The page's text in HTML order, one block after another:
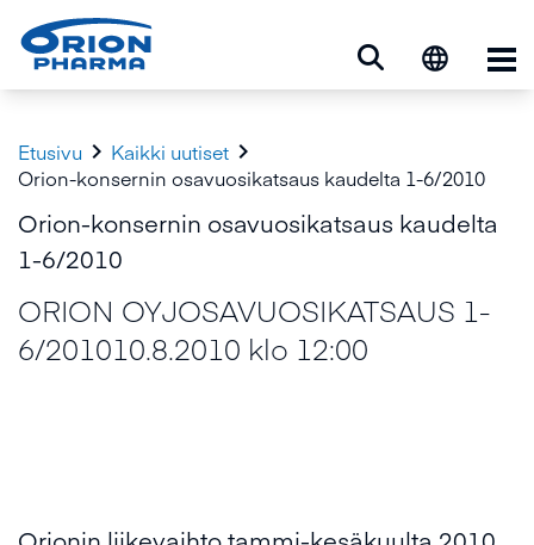
Etusivu  Kaikki uutiset 
Orion-konsernin osavuosikatsaus kaudelta 1-6/2010
Orion-konsernin osavuosikatsaus kaudelta
1-6/2010
ORION OYJOSAVUOSIKATSAUS 1-
6/201010.8.2010 klo 12:00